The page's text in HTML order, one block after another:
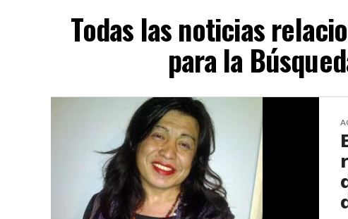
Todas las noticias
para la